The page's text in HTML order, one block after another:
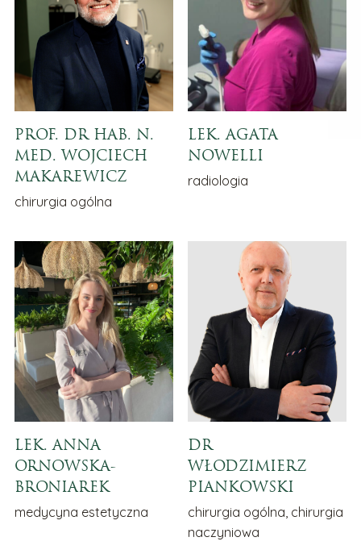
PROF. DR HAB. N.
MED. WOJCIECH
MAKAREWICZ
chirurgia ogólna
LEK. AGATA
NOWELLI
radiologia
LEK. ANNA
ORNOWSKA-
BRONIAREK
medycyna estetyczna
DR
WŁODZIMIERZ
PIANKOWSKI
chirurgia ogólna, chirurgia
naczyniowa